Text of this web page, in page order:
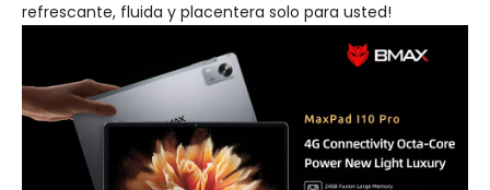
refrescante, fluida y placentera solo para usted!